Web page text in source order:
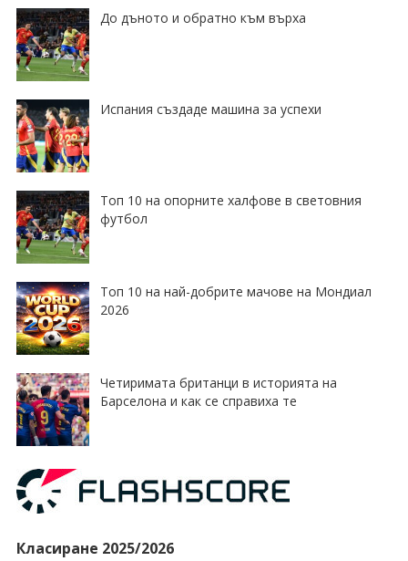
До дъното и обратно към върха
Испания създаде машина за успехи
Топ 10 на опорните халфове в световния
футбол
Топ 10 на най-добрите мачове на Мондиал
2026
Четиримата британци в историята на
Барселона и как се справиха те
Класиране 2025/2026